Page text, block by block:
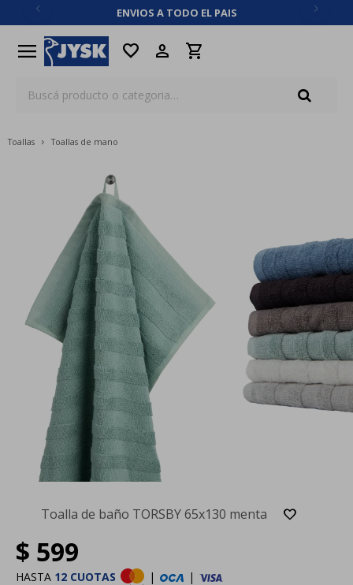
ENVIOS A TODO EL PAIS
menu favorite
Toallas Toallas de mano
Toalla de baño TORSBY 65x130 menta
$ 599
HASTA 12 CUOTAS | |
close